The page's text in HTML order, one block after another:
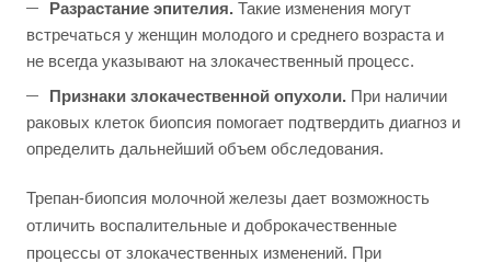
Разрастание эпителия. Такие изменения могут
встречаться у женщин молодого и среднего возраста и
не всегда указывают на злокачественный процесс.
Признаки злокачественной опухоли. При наличии
раковых клеток биопсия помогает подтвердить диагноз и
определить дальнейший объем обследования.
Трепан-биопсия молочной железы дает возможность
отличить воспалительные и доброкачественные
процессы от злокачественных изменений. При